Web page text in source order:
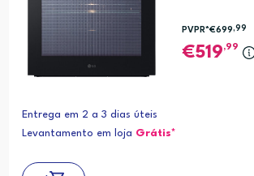
PVPR*€699,99
519,99
Entrega em 2 a 3 dias úteis
Levantamento em loja Grátis*